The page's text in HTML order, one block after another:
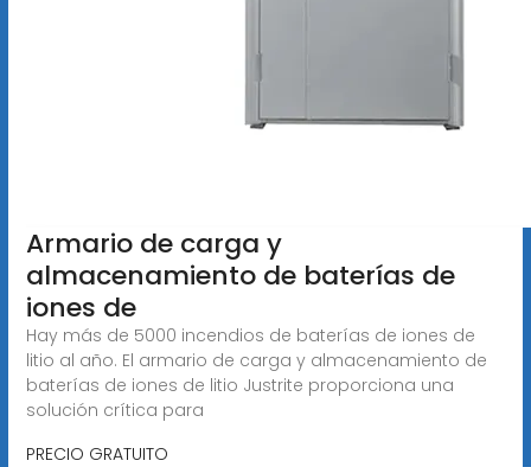
Armario de carga y
almacenamiento de baterías de
iones de
Hay más de 5000 incendios de baterías de iones de
litio al año. El armario de carga y almacenamiento de
baterías de iones de litio Justrite proporciona una
solución crítica para
PRECIO GRATUITO